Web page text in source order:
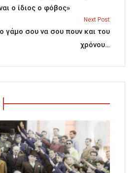
ο ίδιος ο φόβος»
Next Post
γάμο σου να σου πουν και του
χρόνου…